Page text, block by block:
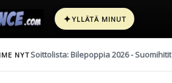
✦YLLÄTÄ MINUT
NYTSoittolista: Bilepoppia 2026 - Suomihitit